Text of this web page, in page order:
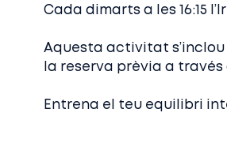
Cada dimarts a les 16:15
Aquesta activitat
la reserva prèvia a
Entrena el teu equilibri